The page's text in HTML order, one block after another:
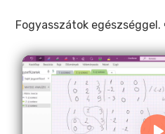
Fogyasszátok egészséggel.